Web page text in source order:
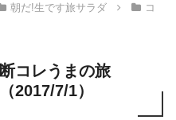
朝だ!生です旅サラダ
コ
コレうまの旅
2017/7/1）